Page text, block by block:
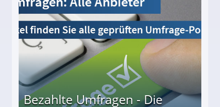
Bezahlte Umfragen - Die